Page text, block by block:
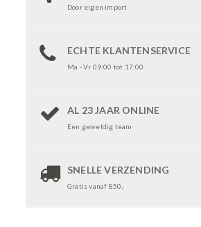
Door eigen import
ECHTE KLANTENSERVICE
Ma - Vr 09:00 tot 17:00
AL 23 JAAR ONLINE
Een geweldig team
SNELLE VERZENDING
Gratis vanaf 850,-